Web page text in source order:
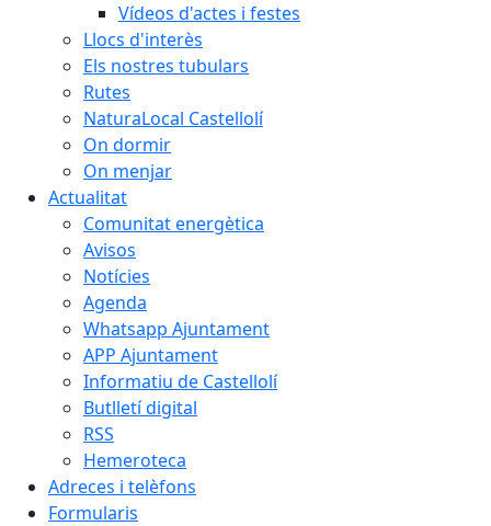
Vídeos d'actes i festes
Llocs d'interès
Els nostres tubulars
Rutes
NaturaLocal Castellolí
On dormir
On menjar
Actualitat
Comunitat energètica
Avisos
Notícies
Agenda
Whatsapp Ajuntament
APP Ajuntament
Informatiu de Castellolí
Butlletí digital
RSS
Hemeroteca
Adreces i telèfons
Formularis